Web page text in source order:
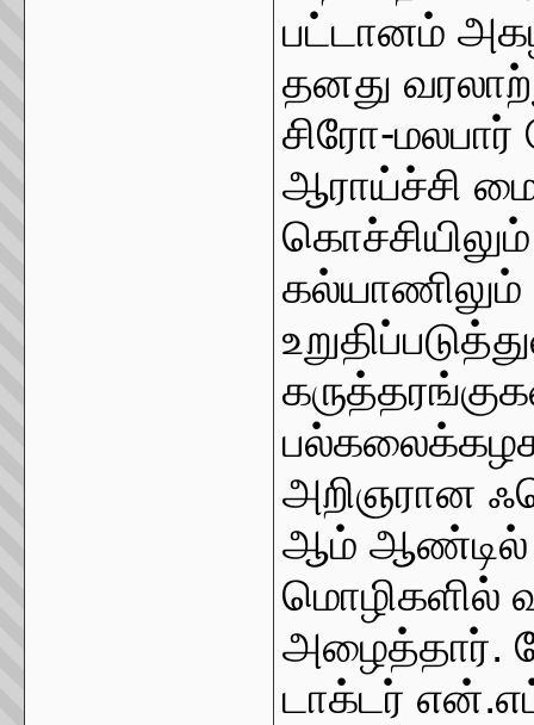
பட்டானம்
தனது
சிரோ-
ஆராய்ச்சி
அறிஞரான
ஆம் ஆண்டில்
மொழிகளில்
அழைத்தார்.
டாக்டர்